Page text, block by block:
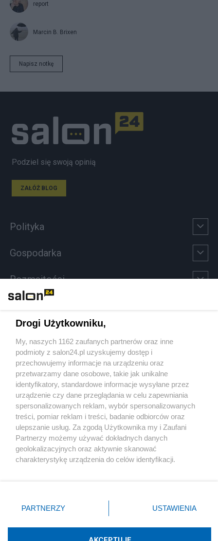
report
Marcin B. Brixen
Napisz notkę
Podziel się swoją opinią
ZAŁÓŻ BLOG
Polityka
Gospodarka
Rozmaitości
Sport
Społeczeństwo
Kultura
X Facebook Instagram Youtube
Drogi Użytkowniku,
My, naszych 1162 zaufanych partnerów oraz inne
podmioty z salon24.pl uzyskujemy dostęp i
przechowujemy informacje na urządzeniu oraz
przetwarzamy dane osobowe, takie jak unikalne
identyfikatory, standardowe informacje wysyłane przez
urządzenie czy dane przeglądania w celu zapewniania
spersonalizowanych reklam, wybór spersonalizowanych
treści, pomiar reklam i treści, badanie odbiorców oraz
ulepszanie usług. Za zgodą Użytkownika my i Zaufani
Partnerzy możemy używać dokładnych danych
geolokalizacyjnych oraz aktywnie skanować
charakterystykę urządzenia do celów identyfikacji.
zmienić/wycofać klikając przycisk ustawień prywatności
znajdujący się w lewym dolnym rogu strony
rodzaje przetwarzania danych nie wymagają zgody
użytkownika, ale masz prawo sprzeciwić się takiemu
PARTNERZY USTAWIENIA